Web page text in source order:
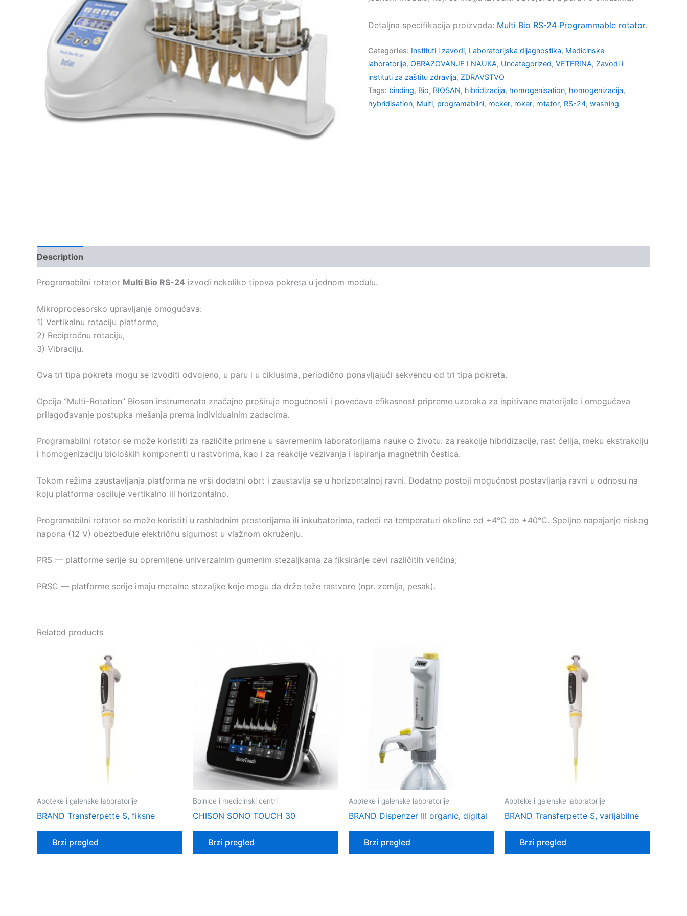
Detaljna specifikacija proizvoda: Multi Bio RS-24 Programmable rotator.
Categories: Instituti i zavodi, Laboratorijska dijagnostika, Medicinske
laboratorije, OBRAZOVANJE I NAUKA, Uncategorized, VETERINA, Zavodi i
instituti za zaštitu zdravlja, ZDRAVSTVO
Tags: binding, Bio, BIOSAN, hibridizacija, homogenisation, homogenizacija,
hybridisation, Multi, programabilni, rocker, roker, rotator, RS-24, washing
Description
Programabilni rotator Multi Bio RS-24 izvodi nekoliko tipova pokreta u jednom modulu.
Mikroprocesorsko upravljanje omogućava:
1) Vertikalnu rotaciju platforme,
2) Recipročnu rotaciju,
3) Vibraciju.
Ova tri tipa pokreta mogu se izvoditi odvojeno, u paru i u ciklusima, periodično ponavljajući sekvencu od tri tipa pokreta.
Opcija “Multi-Rotation” Biosan instrumenata značajno proširuje mogućnosti i povećava efikasnost pripreme uzoraka za ispitivane materijale i omogućava
prilagođavanje postupka mešanja prema individualnim zadacima.
Programabilni rotator se može koristiti za različite primene u savremenim laboratorijama nauke o životu: za reakcije hibridizacije, rast ćelija, meku ekstrakciju
i homogenizaciju bioloških komponenti u rastvorima, kao i za reakcije vezivanja i ispiranja magnetnih čestica.
Tokom režima zaustavljanja platforma ne vrši dodatni obrt i zaustavlja se u horizontalnoj ravni. Dodatno postoji mogućnost postavljanja ravni u odnosu na
koju platforma osciluje vertikalno ili horizontalno.
Programabilni rotator se može koristiti u rashladnim prostorijama ili inkubatorima, radeći na temperaturi okoline od +4°C do +40°C. Spoljno napajanje niskog
napona (12 V) obezbeđuje električnu sigurnost u vlažnom okruženju.
PRS — platforme serije su opremljene univerzalnim gumenim stezaljkama za fiksiranje cevi različitih veličina;
PRSC — platforme serije imaju metalne stezaljke koje mogu da drže teže rastvore (npr. zemlja, pesak).
Related products
Apoteke i galenske laboratorije
BRAND Transferpette S, fiksne
Brzi pregled
Bolnice i medicinski centri
CHISON SONO TOUCH 30
Brzi pregled
Apoteke i galenske laboratorije
BRAND Dispenzer III organic, digital
Brzi pregled
Apoteke i galenske laboratorije
BRAND Transferpette S, varijabilne
Brzi pregled